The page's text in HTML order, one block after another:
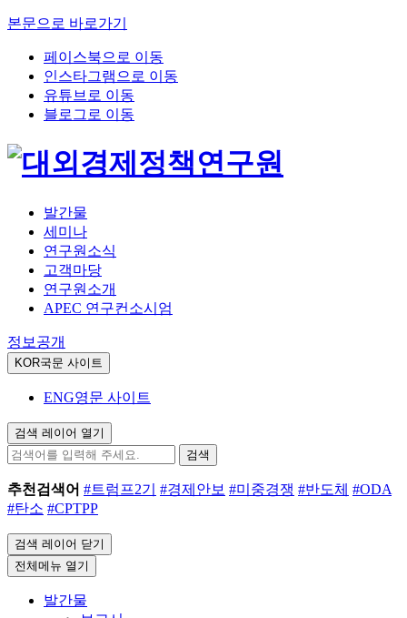
본문으로 바로가기
페이스북으로 이동
인스타그램으로 이동
유튜브로 이동
블로그로 이동
발간물
세미나
연구원소식
고객마당
연구원소개
APEC 연구컨소시엄
정보공개
KOR국문 사이트
ENG영문 사이트
검색 레이어 열기
검색
추천검색어 #트럼프2기 #경제안보 #미중경쟁 #반도체 #ODA
#탄소 #CPTPP
검색 레이어 닫기
전체메뉴 열기
발간물